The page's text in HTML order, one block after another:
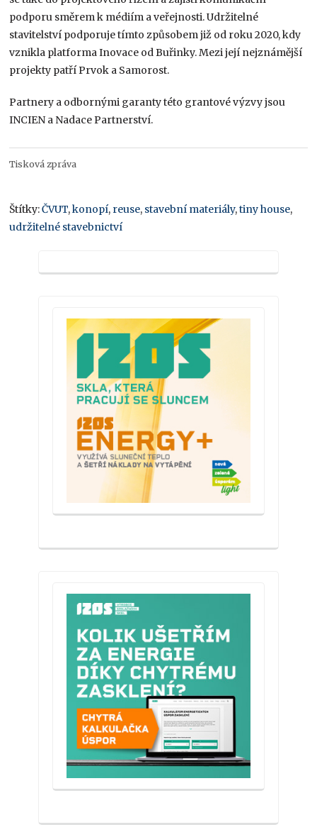
podporu směrem k médiím a veřejnosti. Udržitelné
stavitelství podporuje tímto způsobem již od roku 2020, kdy
vznikla platforma Inovace od Buřinky. Mezi její nejznámější
projekty patří Prvok a Samorost.
Partnery a odbornými garanty této grantové výzvy jsou
INCIEN a Nadace Partnerství.
Tisková zpráva
Štítky:ČVUT,konopí, reuse, stavební materiály,tiny house,
udržitelné stavebnictví